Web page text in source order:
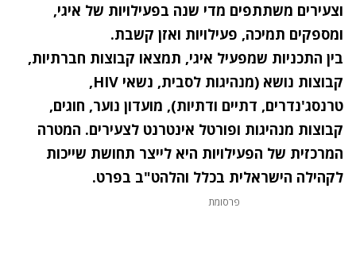
וצעירים משתתפים מדי שנה בפעילויות של איגי,
ומספקים תמיכה, פעילויות ואזן קשבת.
בין התכניות שמפעיל איגי, תמצאו קבוצות חברתיות,
קבוצות נושא (מנהיגות לסבית, נשאי HIV,
טרנסג'נדרים, דתיים ודתיות), מועדון נוער, חוגים,
קבוצות מנהיגות ופורטל אינטרנט לצעירים. המטרה
המרכזית של הפעילויות היא לייצר תחושת שייכות
לקהילה הישראלית בכלל והלהט"ב בפרט.
פרסומת